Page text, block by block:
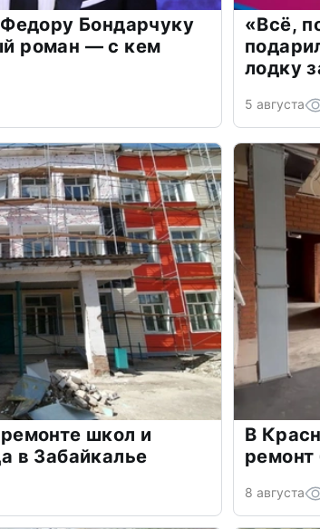
Бондарчуку
роман — с кем
«Всё,
лодку
5 августа
школ и
в Забайкалье
В
8 августа